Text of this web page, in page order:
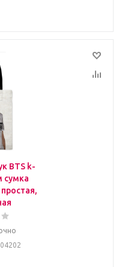
BTS k-
сумка